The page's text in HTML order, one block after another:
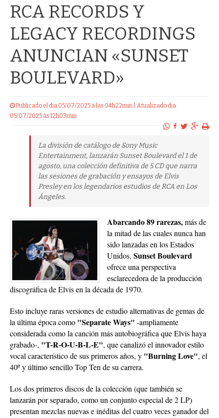
RCA RECORDS Y
LEGACY RECORDINGS
ANUNCIAN «SUNSET
BOULEVARD»
Publicado el dia 05/07/2025 a las 04h22min | Atualizado dia
05/07/2025 às 12h03min
La división de catálogo de Sony Music
Entertainment, lanzarán Sunset Boulevard el 1 de
agosto, una colección definitiva de 5 CD que narra
las sesiones de grabación y ensayos de Elvis
Presley en los legendarios estudios de RCA en Los
Ángeles.
Abarcando 89 rarezas,más de
la mitad de las cuales nunca han
sido lanzadas en los Estados
Unidos, Sunset Boulevard
ofrece una perspectiva
esclarecedora de la producción
discográfica de Elvis en la década de 1970.
Esto incluye raras versiones de estudio alternativas de gemas de
la última época como "Separate Ways" -ampliamente
considerada como la canción más autobiográfica que Elvis haya
grabado-, "T-R-O-U-B-L-E", que canalizó el innovador estilo
vocal característico de sus primeros años, y "Burning Love", el
40º y último sencillo Top Ten de su carrera.
Los dos primeros discos de la colección (que también se
lanzarán por separado, como un conjunto especial de 2 LP)
presentan mezclas nuevas e inéditas del cuatro veces ganador del